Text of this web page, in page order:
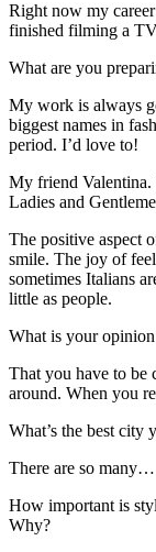
Right now my
finished filming a TV
What are you
My work is always
biggest names in
period. I’d love to!
My friend Valentina.
Ladies and
The positive aspect
smile. The joy of
sometimes Italians
little as people.
What is your
That you have to be
around. When you
What’s the best city
There are so
How important is
Why?